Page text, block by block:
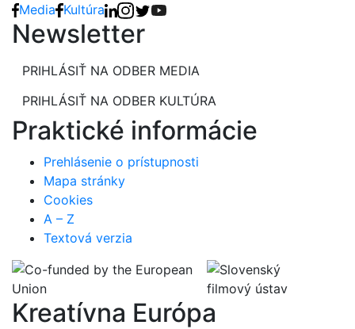
Media Kultúra
Newsletter
PRIHLÁSIŤ NA ODBER MEDIA
PRIHLÁSIŤ NA ODBER KULTÚRA
Praktické informácie
Prehlásenie o prístupnosti
Mapa stránky
Cookies
A – Z
Textová verzia
Kreatívna Európa